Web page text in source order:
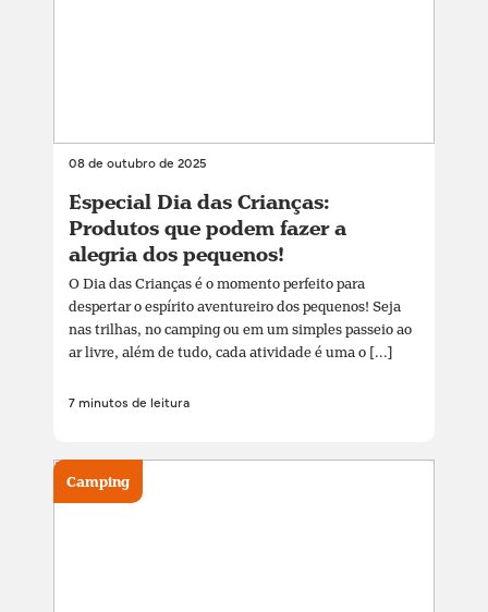
08 de outubro de 2025
Especial Dia das Crianças:
Produtos que podem fazer a
alegria dos pequenos!
O Dia das Crianças é o momento perfeito para
despertar o espírito aventureiro dos pequenos! Seja
nas trilhas, no camping ou em um simples passeio ao
ar livre, além de tudo, cada atividade é uma o [...]
7 minutos de leitura
Camping